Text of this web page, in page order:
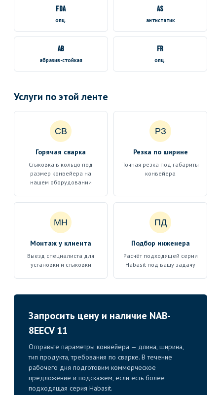
FDA
опц.
AS
антистатик
AB
абразив-стойкая
FR
опц.
Услуги по этой ленте
СВ
Горячая сварка
Стыковка в кольцо под
размер конвейера на
нашем оборудовании
РЗ
Резка по ширине
Точная резка под габариты
конвейера
МН
Монтаж у клиента
Выезд специалиста для
установки и стыковки
ПД
Подбор инженера
Расчёт подходящей серии
Habasit под вашу задачу
Запросить цену и наличие NAB-
8EECV 11
Отправьте параметры конвейера — длина, ширина,
тип продукта, требования по сварке. В течение
рабочего дня подготовим коммерческое
предложение и подскажем, если есть более
подходящая серия Habasit.